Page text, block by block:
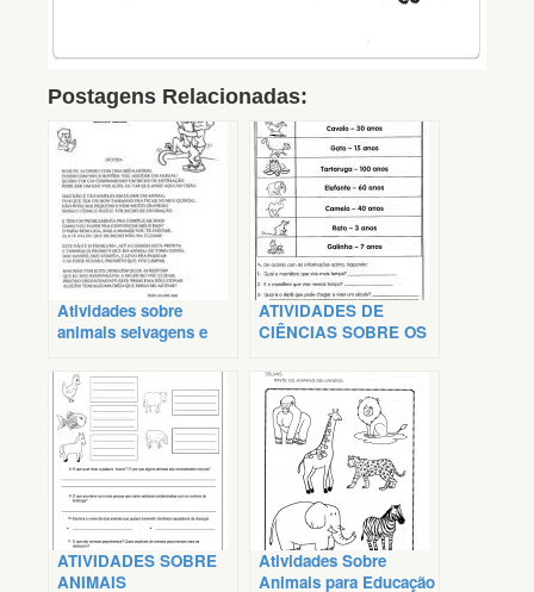
Postagens Relacionadas:
Atividades sobre
animais selvagens e
ATIVIDADES DE
CIÊNCIAS SOBRE OS
ATIVIDADES SOBRE
ANIMAIS
Atividades Sobre
Animais para Educação